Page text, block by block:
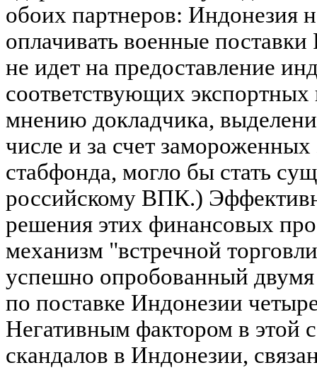
обоих партнеров: Индонезия
оплачивать военные
не идет на предоставление
соответствующих
мнению докладчика,
числе и за счет
стабфонда, могло бы стать
российскому ВПК.)
решения этих финансовых
механизм "встречной
успешно опробованный двумя
по поставке Индонезии
Негативным фактором в этой
скандалов в Индонезии,